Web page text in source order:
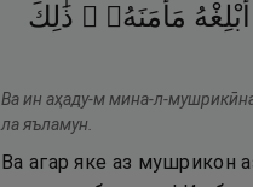
أَبْلِغْهُ مَأْمَنَهُۥ ۚ ذَٰلِكَ
Ва ин аҳаду-м мина-л-
ла яъламун.
Ва агар яке аз мушрикон